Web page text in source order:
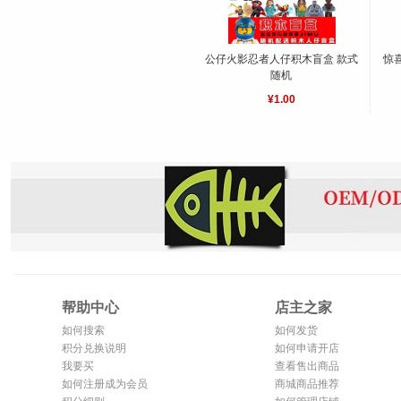
公仔火影忍者人仔积木盲盒 款式
随机
¥1.00
惊
帮助中心
如何搜索
积分兑换说明
我要买
如何注册成为会员
店主之家
如何发货
如何申请开店
查看售出商品
商城商品推荐